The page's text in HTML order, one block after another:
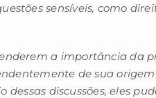
sensíveis, como
a importância da
de sua
dessas discussões, eles